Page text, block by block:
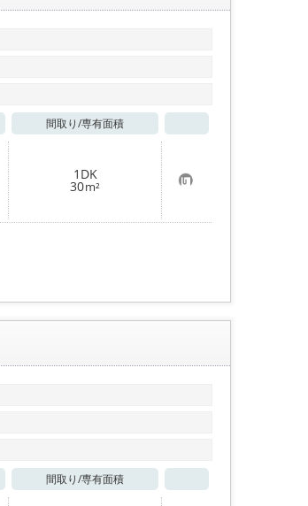
間取り/専有面積
1DK
30m² お
気
に
入
間取り/専有面積